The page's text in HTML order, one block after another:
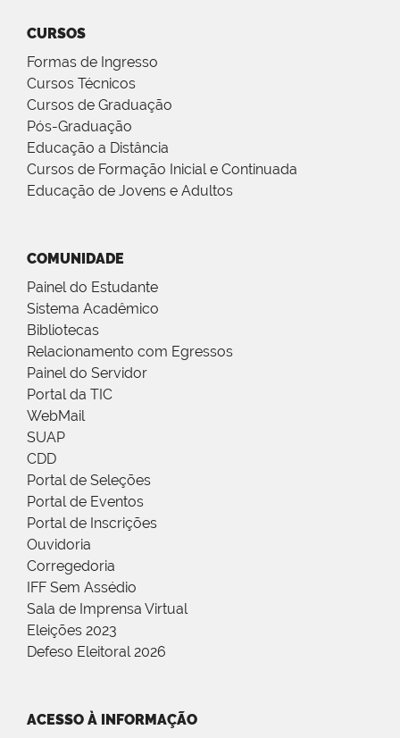
CURSOS
Formas de Ingresso
Cursos Técnicos
Cursos de Graduação
Pós-Graduação
Educação a Distância
Cursos de Formação Inicial e Continuada
Educação de Jovens e Adultos
COMUNIDADE
Painel do Estudante
Sistema Acadêmico
Bibliotecas
Relacionamento com Egressos
Painel do Servidor
Portal da TIC
WebMail
SUAP
CDD
Portal de Seleções
Portal de Eventos
Portal de Inscrições
Ouvidoria
Corregedoria
IFF Sem Assédio
Sala de Imprensa Virtual
Eleições 2023
Defeso Eleitoral 2026
ACESSO À INFORMAÇÃO